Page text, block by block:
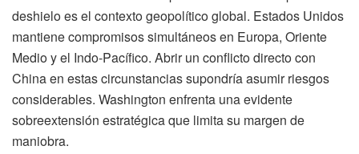
deshielo es el contexto geopolítico global. Estados Unidos
mantiene compromisos simultáneos en Europa, Oriente
Medio y el Indo-Pacífico. Abrir un conflicto directo con
China en estas circunstancias supondría asumir riesgos
considerables. Washington enfrenta una evidente
sobreextensión estratégica que limita su margen de
maniobra.